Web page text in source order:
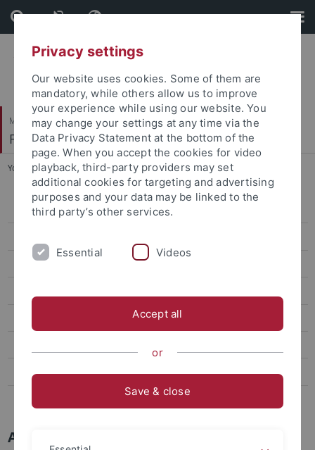
Skip
to
content
Skip
to
footer
Mathematisch-Naturwissenschaftliche Fakultät
Fachbereich Informatik
You are here: Startseite ... Studieren im Ausland
Personen und Kontakte
Downloads
Praxis & Beruf
Auslandssemester
Privacy settings
Our website uses cookies. Some of them are
mandatory, while others allow us to improve
your experience while using our website. You
may change your settings at any time via the
Data Privacy Statement at the bottom of the
page. When you accept the cookies for video
playback, third-party providers may set
additional cookies for targeting and advertising
purposes and your data may be linked to the
third party’s other services.
Essential Videos
Accept all
or
Save & close